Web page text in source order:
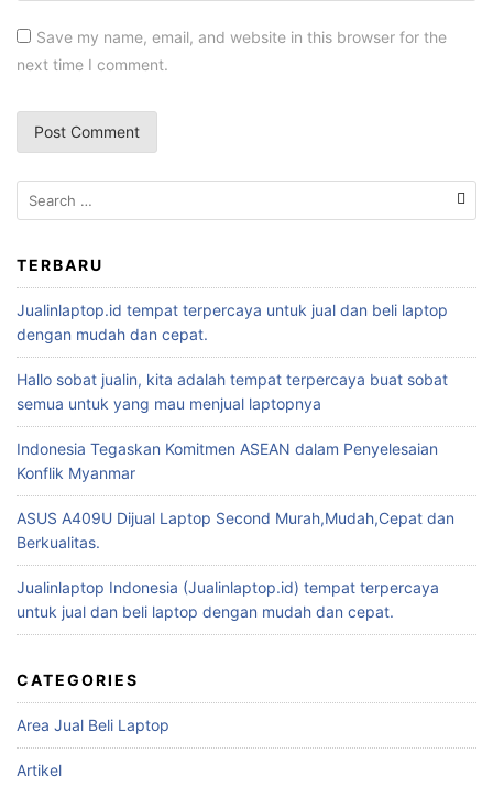
Save my name, email, and website in this browser for the
next time I comment.
TERBARU
Jualinlaptop.id tempat terpercaya untuk jual dan beli laptop
dengan mudah dan cepat.
Hallo sobat jualin, kita adalah tempat terpercaya buat sobat
semua untuk yang mau menjual laptopnya
Indonesia Tegaskan Komitmen ASEAN dalam Penyelesaian
Konflik Myanmar
ASUS A409U Dijual Laptop Second Murah,Mudah,Cepat dan
Berkualitas.
Jualinlaptop Indonesia (Jualinlaptop.id) tempat terpercaya
untuk jual dan beli laptop dengan mudah dan cepat.
CATEGORIES
Area Jual Beli Laptop
Artikel